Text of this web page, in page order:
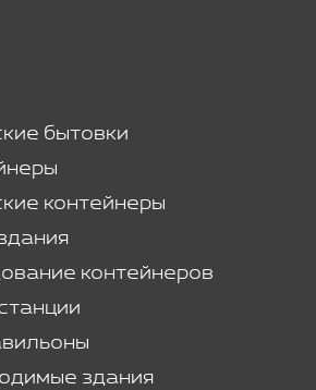
бытовки
контейнеры
контейнеров
здания